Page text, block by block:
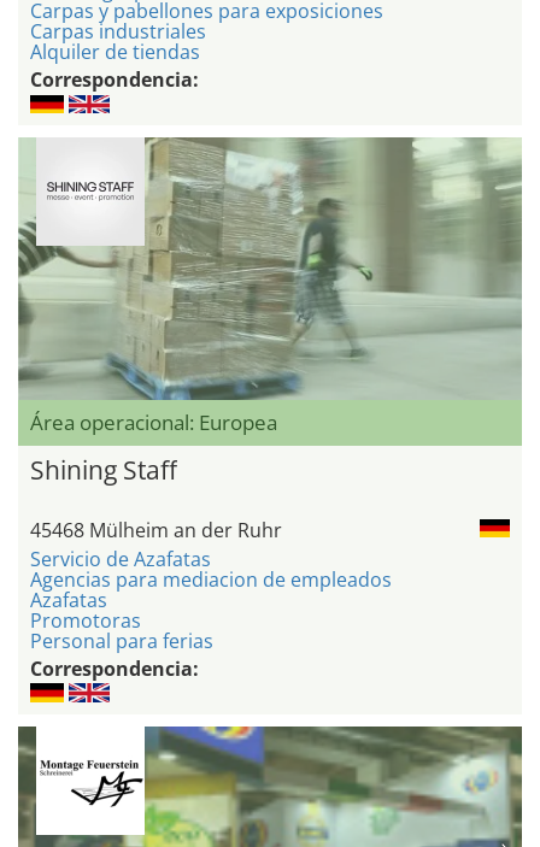
Carpas y pabellones para exposiciones
Carpas industriales
Alquiler de tiendas
Correspondencia:
Área operacional: Europea
Shining Staff
45468 Mülheim an der Ruhr
Servicio de Azafatas
Agencias para mediacion de empleados
Azafatas
Promotoras
Personal para ferias
Correspondencia: